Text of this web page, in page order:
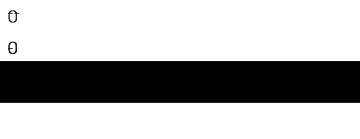
--
0
0
0
-
0
0
-
0
-
-
-
-